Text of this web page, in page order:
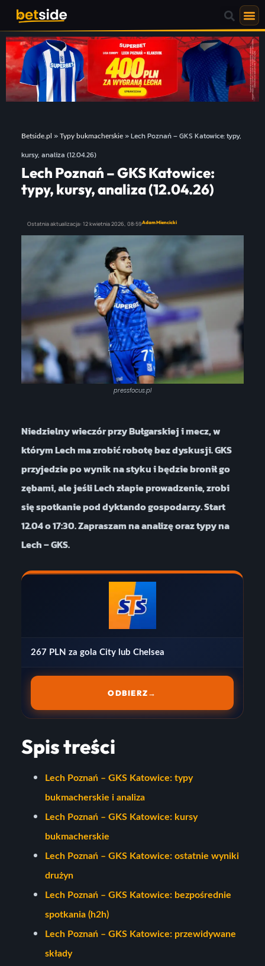
Betside.pl » Typy bukmacherskie»Lech Poznań – GKS Katowice: typy,
kursy, analiza (12.04.26)
Lech Poznań – GKS Katowice:
typy, kursy, analiza (12.04.26)
Ostatnia aktualizacja: 12 kwietnia 2026, 08:59Adam Miencicki
pressfocus.pl
Niedzielny wieczór przy Bułgarskiej i mecz, w
którym Lech ma zrobić robotę bez dyskusji. GKS
przyjedzie po wynik na styku i będzie bronił go
zębami, ale jeśli Lech złapie prowadzenie, zrobi
się spotkanie pod dyktando gospodarzy. Start
12.04 o 17:30. Zapraszam na analizę oraz typy na
Lech – GKS.
267 PLN za gola City lub Chelsea
ODBIERZ→
Spis treści
Lech Poznań – GKS Katowice: typy
bukmacherskie i analiza
Lech Poznań – GKS Katowice: kursy
bukmacherskie
Lech Poznań – GKS Katowice: ostatnie wyniki
drużyn
Lech Poznań – GKS Katowice: bezpośrednie
spotkania (h2h)
Lech Poznań – GKS Katowice: przewidywane
składy